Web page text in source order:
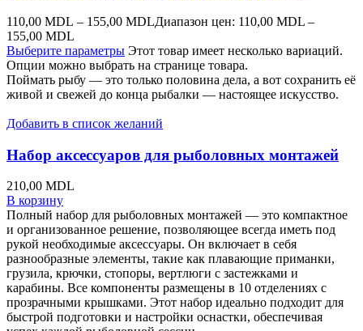
110,00 MDL – 155,00 MDLДиапазон цен: 110,00 MDL –
155,00 MDL
Выберите параметры Этот товар имеет несколько вариаций.
Опции можно выбрать на странице товара.
Поймать рыбу — это только половина дела, а вот сохранить её
живой и свежей до конца рыбалки — настоящее искусство.
Добавить в список желаний
Набор аксессуаров для рыболовных монтажей
210,00 MDL
В корзину
Полный набор для рыболовных монтажей — это компактное
и организованное решение, позволяющее всегда иметь под
рукой необходимые аксессуары. Он включает в себя
разнообразные элементы, такие как плавающие приманки,
грузила, крючки, стопоры, вертлюги с застежками и
карабины. Все компоненты размещены в 10 отделениях с
прозрачными крышками. Этот набор идеально подходит для
быстрой подготовки и настройки оснастки, обеспечивая